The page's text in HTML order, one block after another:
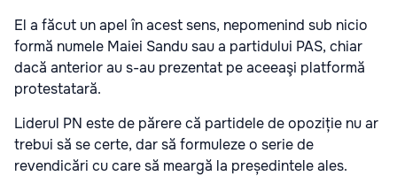
El a făcut un apel în acest sens, nepomenind sub nicio
formă numele Maiei Sandu sau a partidului PAS, chiar
dacă anterior au s-au prezentat pe aceeaşi platformă
protestatară.
Liderul PN este de părere că partidele de opoziție nu ar
trebui să se certe, dar să formuleze o serie de
revendicări cu care să meargă la președintele ales.